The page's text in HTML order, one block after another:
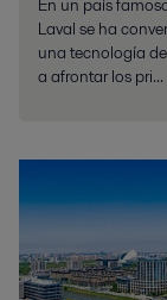
Laval se ha
una tecnología
a afrontar los pri...